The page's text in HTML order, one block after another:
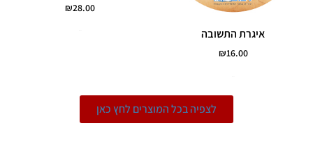
איגרת התשובה
₪16.00
₪28.00
לצפיה בכל המוצרים לחץ כאן